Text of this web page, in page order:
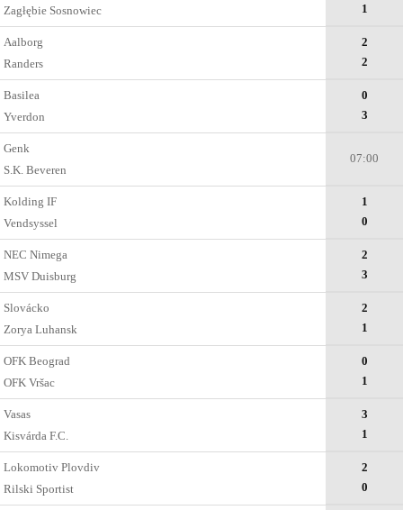
Zagłębie Sosnowiec 1
Aalborg
Randers
2
2
Basilea
Yverdon
0
3
Genk
S.K. Beveren
07:00
Kolding IF
Vendsyssel
1
0
NEC Nimega
MSV Duisburg
2
3
Slovácko
Zorya Luhansk
2
1
OFK Beograd
OFK Vršac
0
1
Vasas
Kisvárda F.C.
3
1
Lokomotiv Plovdiv
Rilski Sportist
2
0